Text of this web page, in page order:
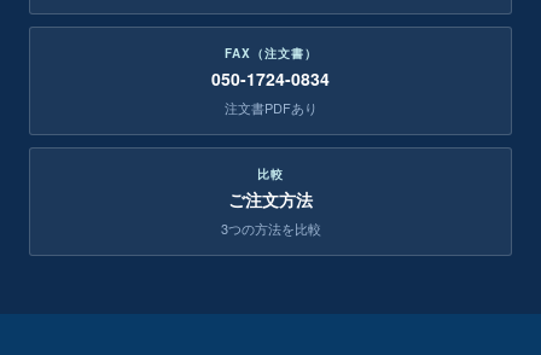
FAX（注文書）
050-1724-0834
注文書PDFあり
比較
ご注文方法
3つの方法を比較